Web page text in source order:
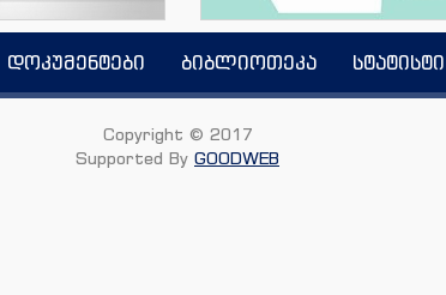
დოკუმენტები ბიბლიოთეკა
Copyright © 2017
Supported By GOODWEB